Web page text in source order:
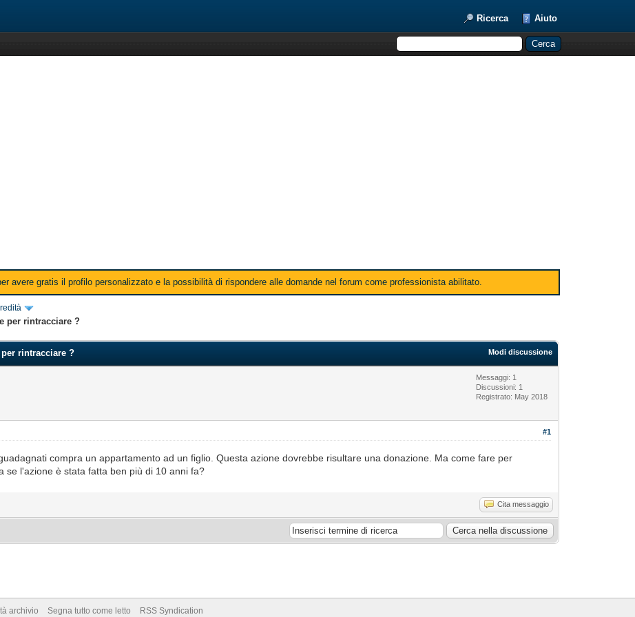
Ricerca Aiuto
avere gratis il profilo personalizzato e la possibilità di rispondere alle domande nel forum come professionista abilitato.
per rintracciare ?
Modi discussione
rintracciare ?
Messaggi: 1
Discussioni: 1
Registrato: May 2018
#1
compra un appartamento ad un figlio. Questa azione dovrebbe risultare una donazione. Ma come fare per
se l'azione è stata fatta ben più di 10 anni fa?
Cita messaggio
archivio Segna tutto come letto RSS Syndication